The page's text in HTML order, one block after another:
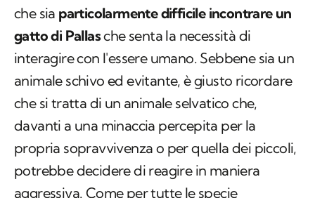
che sia particolarmente difficile incontrare un
gatto di Pallasche senta la necessità di
interagire con l'essere umano. Sebbene sia un
animale schivo ed evitante, è giusto ricordare
che si tratta di un animale selvatico che,
davanti a una minaccia percepita per la
propria sopravvivenza o per quella dei piccoli,
potrebbe decidere di reagire in maniera
aggressiva. Come per tutte le specie